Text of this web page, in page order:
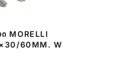
MORELLI
60MM. W